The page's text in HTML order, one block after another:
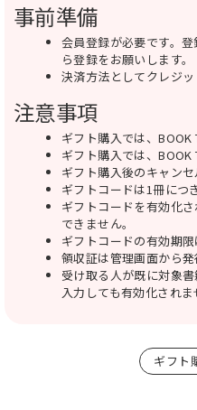
事前準備
会員登録が必要です。登
ら登録をお願いします。
決済方法としてクレジッ
注意事項
ギフト購入では、BOOK
ギフト購入では、BOOK
ギフト購入後のキャンセ
ギフトコードは1冊につ
ギフトコードを有効化
できません。
ギフトコードの有効期限
領収証は管理画面から発
受け取る人が既に対象
入力しても有効化されま
ギフト